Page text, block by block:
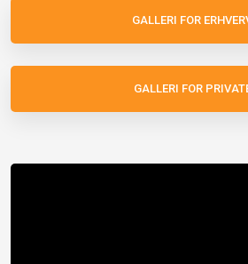
GALLERI FOR
GALLERI FOR